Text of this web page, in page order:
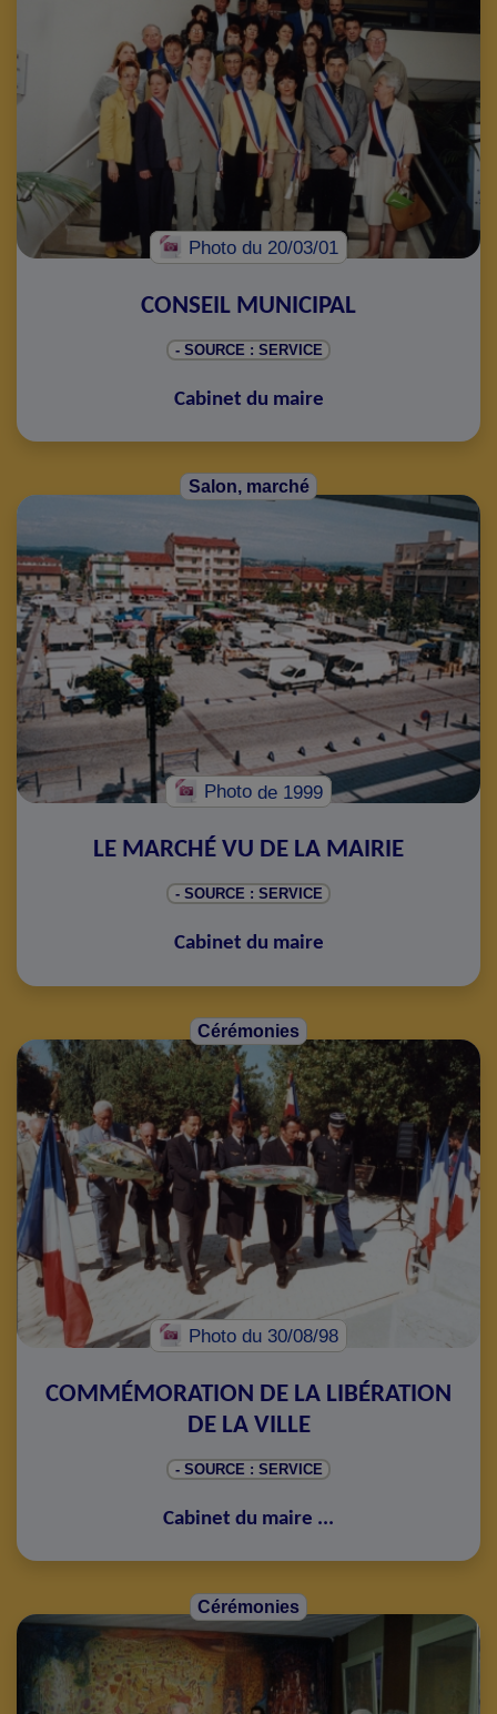
Photo du 20/03/01
CONSEIL MUNICIPAL
- SOURCE : SERVICE
Cabinet du maire
Salon, marché
Photo de 1999
LE MARCHÉ VU DE LA MAIRIE
- SOURCE : SERVICE
Cabinet du maire
Cérémonies
Photo du 30/08/98
COMMÉMORATION DE LA LIBÉRATION
DE LA VILLE
- SOURCE : SERVICE
Cabinet du maire ...
Cérémonies